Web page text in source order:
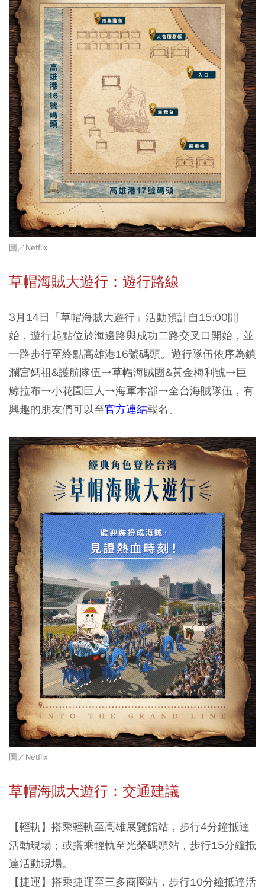
圖／Netflix
草帽海賊大遊行：遊行路線
3月14日 「草帽海賊大遊行 」活動預計自15:00開
始，遊行起點位於海邊路與成功二路交叉口開始，並
一路步行至終點高雄港16號碼頭。遊行隊伍依序為鎮
瀾宮媽祖&護航隊伍→草帽海賊團&黃金梅利號→巨
鯨拉布→小花園巨人→海軍本部→全台海賊隊伍，有
興趣的朋友們可以至官方連結報名。
圖／Netflix
草帽海賊大遊行：交通建議
【輕軌】 搭乘輕軌至高雄展覽館站，步行4分鐘抵達
活動現場 ；或搭乘輕軌至光榮碼頭站，步行15分鐘抵
達活動現場。
【捷運】 搭乘捷運至三多商圈站，步行10分鐘抵達活